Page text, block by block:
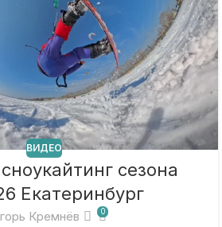
ВИДЕО
сезона
Екатеринбург
Кремнёв 0